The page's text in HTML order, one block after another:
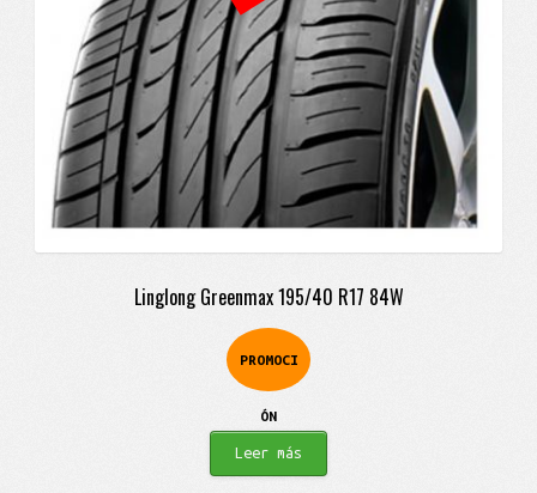
Linglong Greenmax 195/40 R17 84W
PROMOCI
ÓN
Leer más